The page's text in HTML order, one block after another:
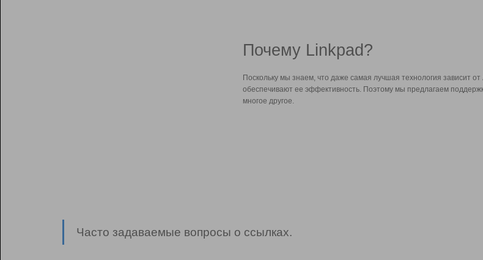
Почему Linkpad?
Поскольку мы знаем, что даже самая лучшая технология зависит
обеспечивают ее эффективность. Поэтому мы предлагаем
многое другое.
Часто задаваемые вопросы о ссылках.